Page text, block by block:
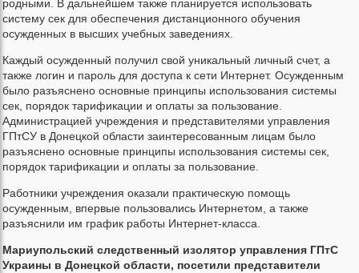
родными. В дальнейшем также планируется использовать
систему сек для обеспечения дистанционного обучения
осужденных в высших учебных заведениях.
Каждый осужденный получил свой уникальный личный счет, а
также логин и пароль для доступа к сети Интернет. Осужденным
было разъяснено основные принципы использования системы
сек, порядок тарификации и оплаты за пользование.
Администрацией учреждения и представителями управления
ГПтСУ в Донецкой области заинтересованным лицам было
разъяснено основные принципы использования системы сек,
порядок тарификации и оплаты за пользование.
Работники учреждения оказали практическую помощь
осужденным, впервые пользовались Интернетом, а также
разъяснили им график работы Интернет-класса.
Мариупольский следственный изолятор управления ГПтС
Украины в Донецкой области, посетили представители